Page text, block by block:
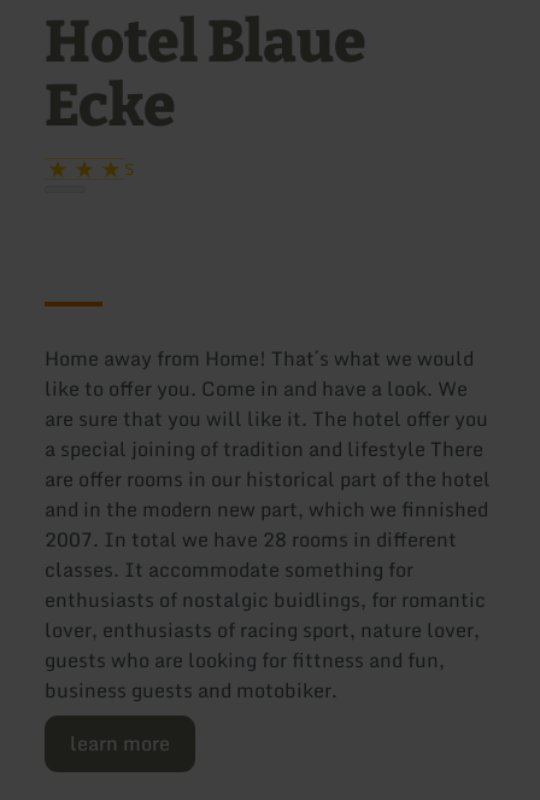
Hotel Blaue
Ecke
S
Home away from Home! That´s what we would
like to offer you. Come in and have a look. We
are sure that you will like it. The hotel offer you
a special joining of tradition and lifestyle There
are offer rooms in our historical part of the hotel
and in the modern new part, which we finnished
2007. In total we have 28 rooms in different
classes. It accommodate something for
enthusiasts of nostalgic buidlings, for romantic
lover, enthusiasts of racing sport, nature lover,
guests who are looking for fittness and fun,
business guests and motobiker.
learn more